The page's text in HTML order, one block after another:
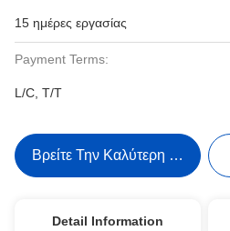
15 ημέρες εργασίας
Payment Terms:
L/C, T/T
Βρείτε Την Καλύτερη Τιμή
Detail Information